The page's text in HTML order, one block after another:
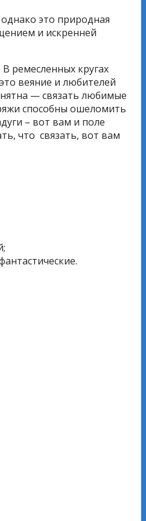
это природная
и искренней
ремесленных кругах
веяние и любителей
— связать любимые
способны ошеломить
– вот вам и поле
что связать, вот вам